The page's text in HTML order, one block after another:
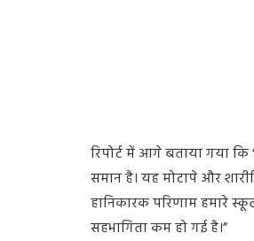
रिपोर्ट में आगे बताया गया
समान है। यह मोटापे और
हानिकारक परिणाम हमारे
सहभागिता कम हो गई है।”